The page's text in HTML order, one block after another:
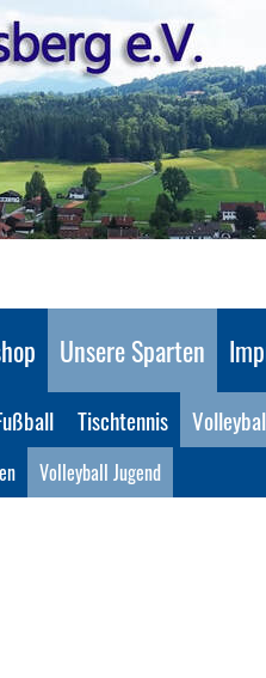
Unsere Sparten
Tischtennis
Volleyball Jugend